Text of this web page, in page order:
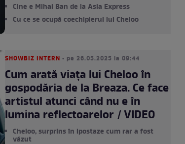
Cine e Mihai Ban de la Asia Express
Cu ce se ocupă coechipierul lui Cheloo
SHOWBIZ INTERN • pe 26.05.2025 la 09:44
Cum arată viața lui Cheloo în
gospodăria de la Breaza. Ce face
artistul atunci când nu e în
lumina reflectoarelor / VIDEO
Cheloo, surprins în ipostaze cum rar a fost
văzut